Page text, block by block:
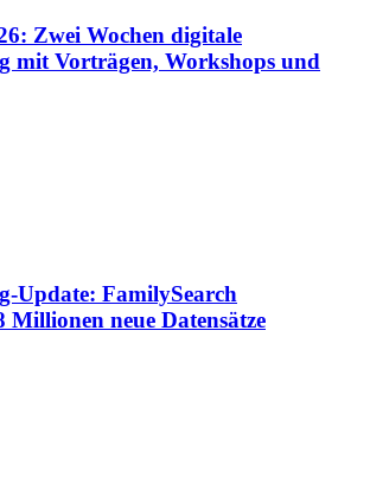
Zwei Wochen digitale
mit Vorträgen, Workshops und
Update: FamilySearch
Millionen neue Datensätze